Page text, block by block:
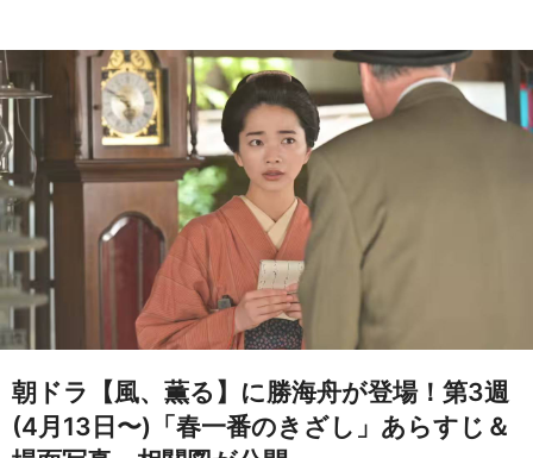
朝ドラ【風、薫る】に勝海舟が登場！第3週
(4月13日〜)「春一番のきざし」あらすじ＆